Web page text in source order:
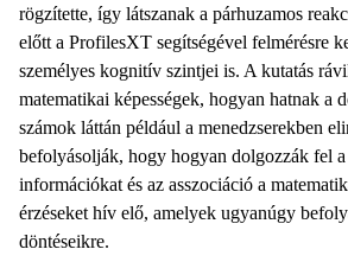
rögzítette, így látszanak a párhuzamos
előtt a ProfilesXT segítségével felmérésre
személyes kognitív szintjei is. A kutatás
matematikai képességek, hogyan hatnak a
számok láttán például a menedzserekben
befolyásolják, hogy hogyan dolgozzák fel
információkat és az asszociáció a
érzéseket hív elő, amelyek ugyanúgy
döntéseikre.